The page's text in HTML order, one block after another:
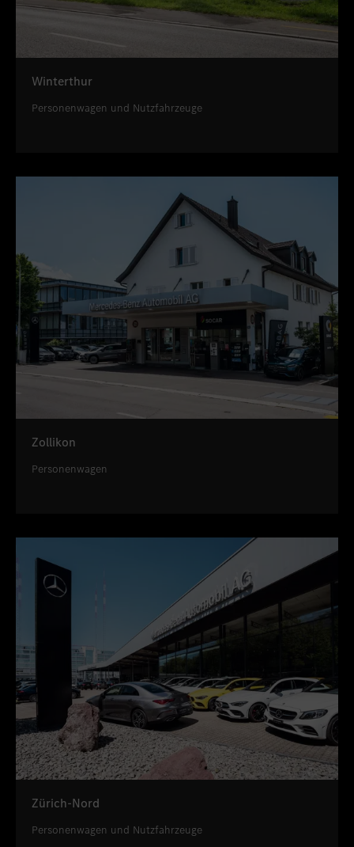
Winterthur
Personenwagen und Nutzfahrzeuge
Zollikon
Personenwagen
Zürich-Nord
Personenwagen und Nutzfahrzeuge